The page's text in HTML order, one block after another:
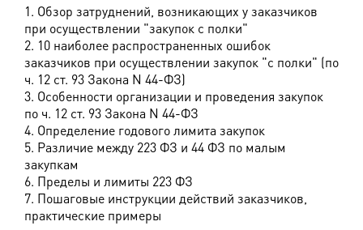
1. Обзор затруднений, возникающих у заказчиков
при осуществлении "закупок с полки"
2. 10 наиболее распространенных ошибок
заказчиков при осуществлении закупок "с полки" (по
ч. 12 ст. 93 Закона N 44-ФЗ)
3. Особенности организации и проведения закупок
по ч. 12 ст. 93 Закона N 44-ФЗ
4. Определение годового лимита закупок
5. Различие между 223 ФЗ и 44 ФЗ по малым
закупкам
6. Пределы и лимиты 223 ФЗ
7. Пошаговые инструкции действий заказчиков,
практические примеры